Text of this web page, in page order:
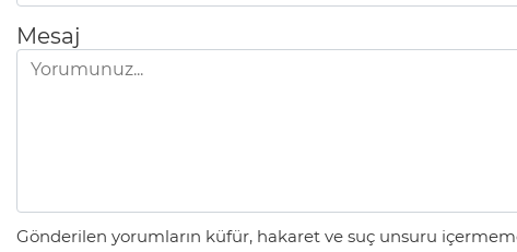
Mesaj
Gönderilen yorumların küfür, hakaret ve suç unsuru